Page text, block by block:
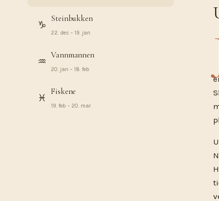
♑︎
Steinbukken
22. des – 19. jan
♒︎
Vannmannen
20. jan – 18. feb
♓︎
Fiskene
19. feb – 20. mar